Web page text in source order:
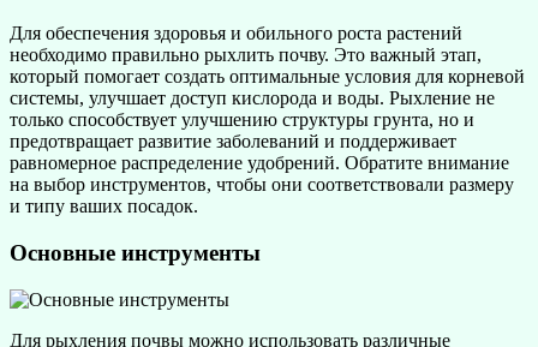
Для обеспечения здоровья и обильного роста растений
необходимо правильно рыхлить почву. Это важный этап,
который помогает создать оптимальные условия для корневой
системы, улучшает доступ кислорода и воды. Рыхление не
только способствует улучшению структуры грунта, но и
предотвращает развитие заболеваний и поддерживает
равномерное распределение удобрений. Обратите внимание
на выбор инструментов, чтобы они соответствовали размеру
и типу ваших посадок.
Основные инструменты
Для рыхления почвы можно использовать различные